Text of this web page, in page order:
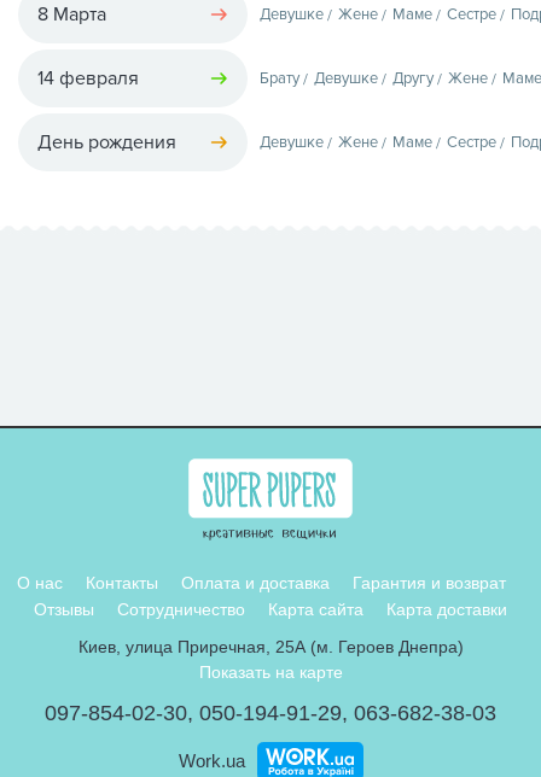
8 Марта Девушке Жене Маме Сестре
14 февраля Брату Девушке Другу Жене Маме
День рождения Девушке Жене Маме Сестре
О нас Контакты Оплата и доставка
Гарантия и возврат
Отзывы
Сотрудничество Карта сайта
Карта доставки
Киев, улица Приречная, 25А (м. Героев Днепра)
Показать на карте
097-854-02-30, 050-194-91-29, 063-682-38-03
Work.ua